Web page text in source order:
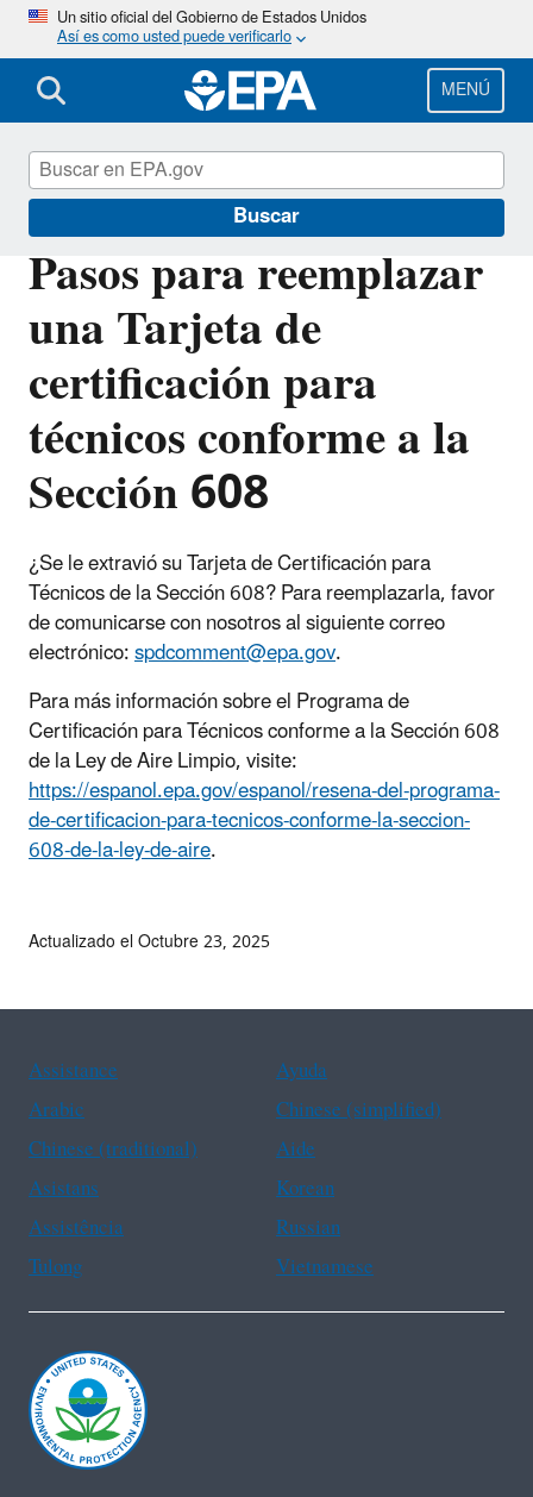
Pasar
al
contenido
principal
Un sitio oficial del Gobierno de Estados Unidos
Así es como usted puede verificarlo
MENÚ
Buscar
Pasos para reemplazar
una Tarjeta de
certificación para
técnicos conforme a la
Sección 608
¿Se le extravió su Tarjeta de Certificación para
Técnicos de la Sección 608? Para reemplazarla, favor
de comunicarse con nosotros al siguiente correo
electrónico:spdcomment@epa.gov.
Para más información sobre el Programa de
Certificación para Técnicos conforme a la Sección 608
de la Ley de Aire Limpio, visite:
https://espanol.epa.gov/espanol/resena-del-programa-
de-certificacion-para-tecnicos-conforme-la-seccion-
608-de-la-ley-de-aire.
EPA en español
Actualizado el Octubre 23, 2025
Assistance
Ayuda
Arabic
Chinese (simplified)
Chinese (traditional)
Aide
Asistans
Korean
Assistência
Russian
Tulong
Vietnamese